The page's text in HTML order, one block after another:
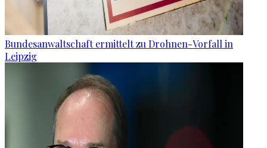
Bundesanwaltschaft ermittelt zu Drohnen-Vorfall in
Leipzig